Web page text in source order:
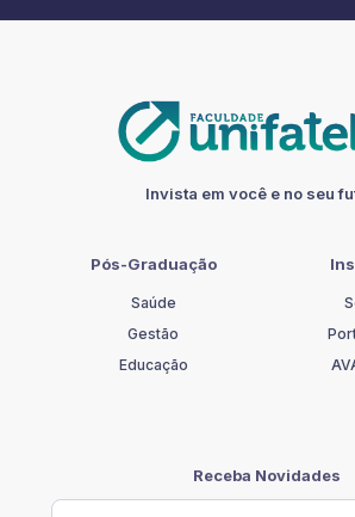
PSICOMOTRICIDADE
quantidade
Invista em você e no seu
Pós-Graduação
Saúde
Gestão
Educação
Receba Novidades